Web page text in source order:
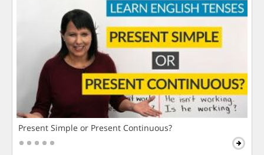
Present Simple or Present Continuous?